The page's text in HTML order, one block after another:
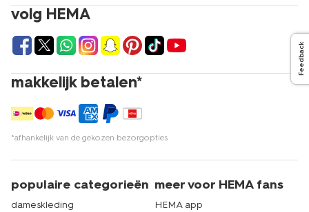
Feedback
de HEMA app. Daar zie je precies wat er op voorraad is.
natuurlijk ook. HEMA heeft meer dan 500 winkels in
Nederland waar je kunt winkelen. Er zit er dus altijd
volg HEMA
makkelijk betalen*
*afhankelijk van de gekozen bezorgopties
populaire categorieën
dameskleding
meer voor HEMA fans
HEMA app